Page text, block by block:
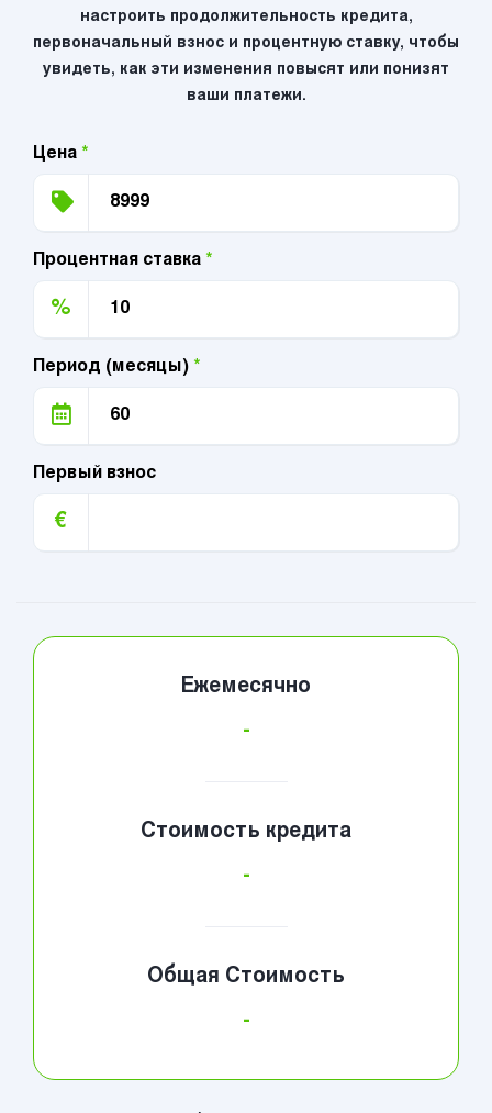
настроить продолжительность кредита,
первоначальный взнос и процентную ставку, чтобы
увидеть, как эти изменения повысят или понизят
ваши платежи.
Цена *
Процентная ставка *
%
Период (месяцы) *
Первый взнос
€
Ежемесячно
-
Стоимость кредита
-
Общая Стоимость
-